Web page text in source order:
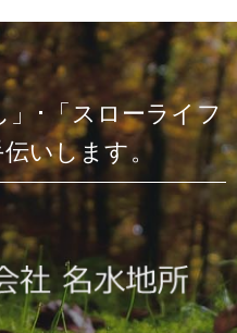
」･「スローライフ
いします。